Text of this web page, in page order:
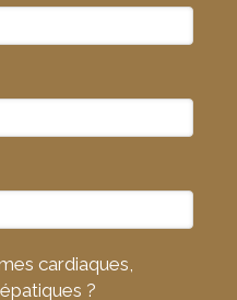
cardiaques,
?